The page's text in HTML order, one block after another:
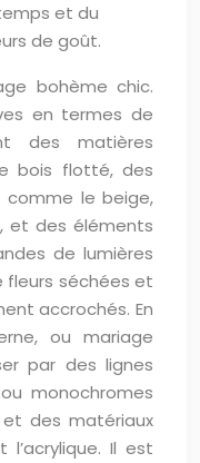
et du
de goût.
bohème chic.
en termes de
des matières
bois flotté, des
comme le beige,
et des éléments
de lumières
séchées et
accrochés. En
ou mariage
par des lignes
monochromes
des matériaux
Il est